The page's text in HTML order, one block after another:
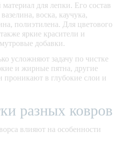
для лепки. Его состав
воска, каучука,
полиэтилена. Для цветового
яркие красители и
добавки.
усложняют задачу по чистке
и жирные пятна, другие
проникают в глубокие слои и
разных ковров
влияют на особенности